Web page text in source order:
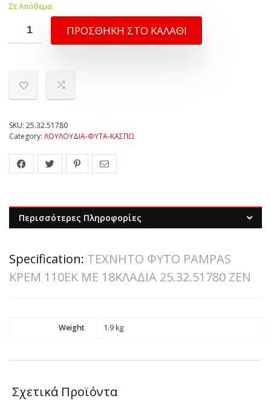
Σε Απόθεμα
ΠΡΟΣΘΉΚΗ ΣΤΟ ΚΑΛΆΘΙ
SKU: 25.32.51780
Category: ΛΟΥΛΟΥΔΙΑ-ΦΥΤΑ-ΚΑΣΠΩ
Περισσότερες Πληροφορίες
Specification: ΤΕΧΝΗΤΟ ΦΥΤΟ PAMPAS
ΚΡΕΜ 110ΕΚ ΜΕ 18ΚΛΑΔΙΑ 25.32.51780 ZEN
Weight 1.9 kg
Σχετικά Προϊόντα